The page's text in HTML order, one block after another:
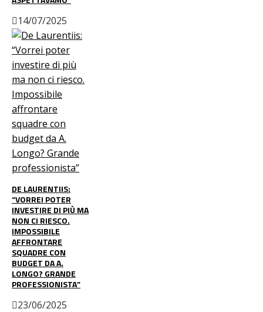
14/07/2025
DE LAURENTIIS:
“VORREI POTER
INVESTIRE DI PIÙ MA
NON CI RIESCO.
IMPOSSIBILE
AFFRONTARE
SQUADRE CON
BUDGET DA A.
LONGO? GRANDE
PROFESSIONISTA”
23/06/2025